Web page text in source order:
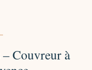
– Couvreur à